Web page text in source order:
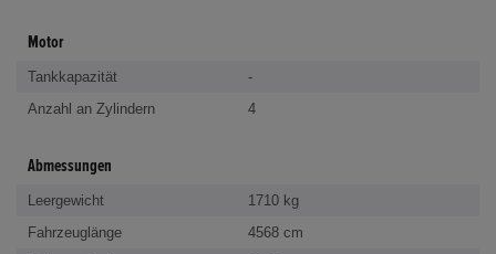
Motor
Tankkapazität
-
Anzahl an Zylindern
4
Abmessungen
Leergewicht
1710 kg
Fahrzeuglänge
4568 cm